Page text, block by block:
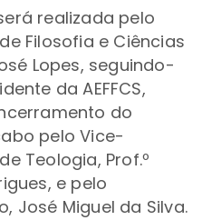
realizada pelo
Filosofia e Ciências
Lopes, seguindo-
da AEFFCS,
do
pelo Vice-
Teologia, Prof.º
e pelo
José Miguel da Silva.